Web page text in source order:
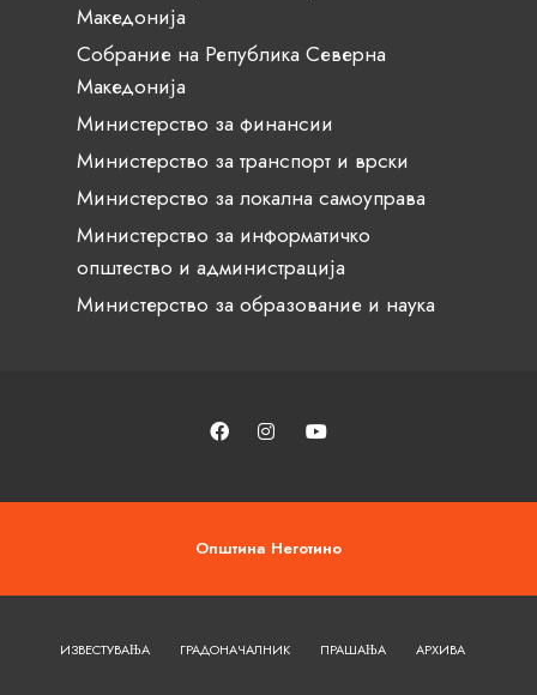
Македонија
Собрание на Република Северна
Македонија
Министерство за финансии
Министерство за транспорт и врски
Министерство за локална самоуправа
Министерство за информатичко
општество и администрација
Министерство за образование и наука
Општина Неготино
ИЗВЕСТУВАЊА ГРАДОНАЧАЛНИК ПРАШАЊА АРХИВА